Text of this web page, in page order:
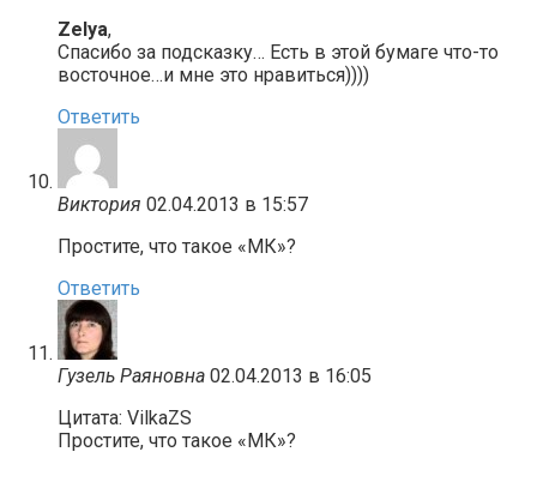
Zelya,
Спасибо за подсказку… Есть в этой бумаге что-то
восточное…и мне это нравиться))))
Ответить
Виктория 02.04.2013 в 15:57
Простите, что такое «МК»?
Ответить
Гузель Раяновна 02.04.2013 в 16:05
Цитата: VilkaZS
Простите, что такое «МК»?